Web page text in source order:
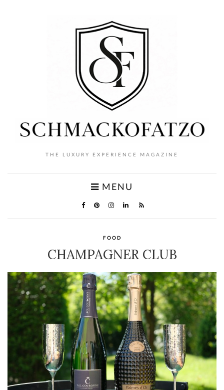
THE LUXURY EXPERIENCE MAGAZINE
MENU
FOOD
CHAMPAGNER CLUB